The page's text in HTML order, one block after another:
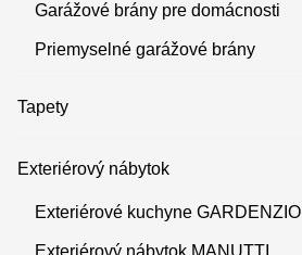
Garážové brány pre domácnosti
Priemyselné garážové brány
Tapety
Exteriérový nábytok
Exteriérové kuchyne GARDENZIO
Exteriérový nábytok MANUTTI